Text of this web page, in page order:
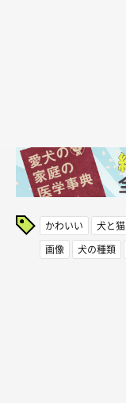
かわいい 犬と猫
画像
犬の種類